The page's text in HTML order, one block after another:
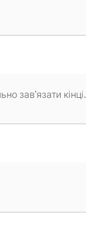
зав'язати кінці.